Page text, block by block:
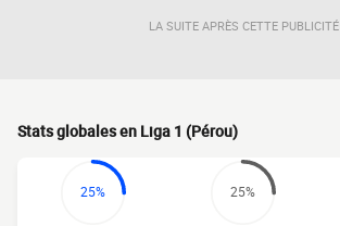
LA SUITE APRÈS CETTE PUBLICITÉ
Stats globales en Liga 1 (Pérou)
25% 25%